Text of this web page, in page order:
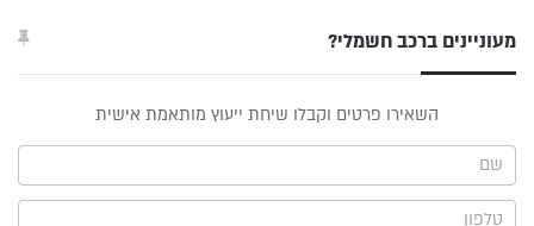
מעוניינים ברכב חשמלי?
תפריט
צד
השאירו פרטים וקבלו שיחת ייעוץ מותאמת אישית